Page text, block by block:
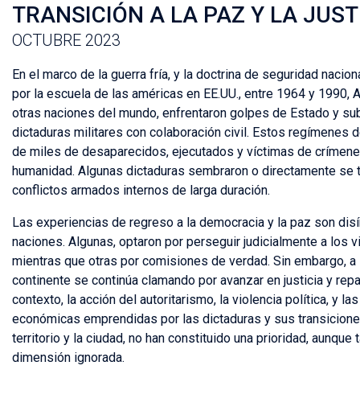
TRANSICIÓN A LA PAZ Y LA
OCTUBRE 2023
En el marco de la guerra fría, y la doctrina de seguridad
por la escuela de las américas en EE.UU., entre 1964 y 1990,
otras naciones del mundo, enfrentaron golpes de Estado y
dictaduras militares con colaboración civil. Estos regímenes
de miles de desaparecidos, ejecutados y víctimas de
humanidad. Algunas dictaduras sembraron o directamente se
conflictos armados internos de larga duración.
Las experiencias de regreso a la democracia y la paz son
naciones. Algunas, optaron por perseguir judicialmente a los
mientras que otras por comisiones de verdad. Sin embargo,
continente se continúa clamando por avanzar en justicia y
contexto, la acción del autoritarismo, la violencia política, y
económicas emprendidas por las dictaduras y sus
territorio y la ciudad, no han constituido una prioridad, aunque
dimensión ignorada.